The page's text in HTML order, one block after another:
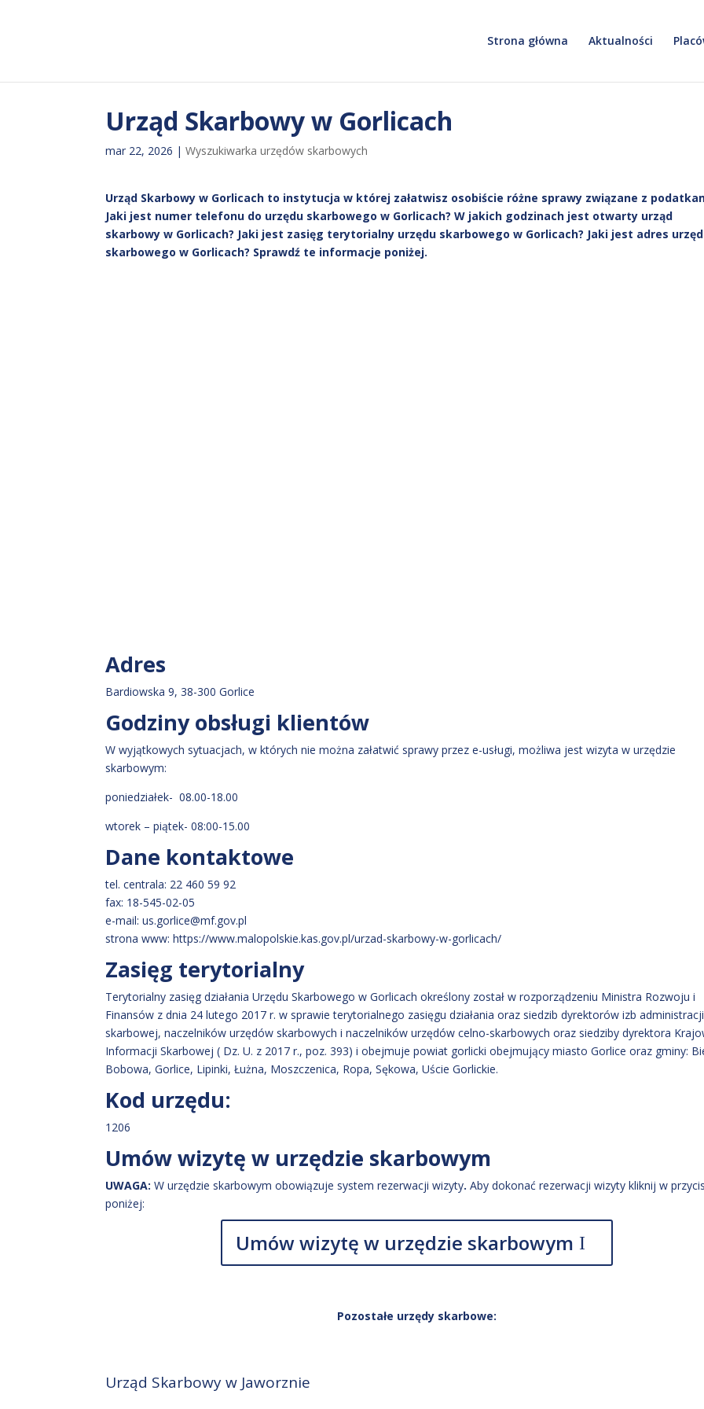
Strona główna Aktualności
Urząd Skarbowy w Gorlicach
mar 22, 2026 |Wyszukiwarka urzędów skarbowych
Urząd Skarbowy w Gorlicach to instytucja w której załatwisz osobiście różne sprawy związane z
Jaki jest numer telefonu do urzędu skarbowego w Gorlicach? W jakich godzinach jest otwarty urząd
skarbowy w Gorlicach? Jaki jest zasięg terytorialny urzędu skarbowego w Gorlicach? Jaki jest adres
skarbowego w Gorlicach? Sprawdź te informacje poniżej.
Adres
Bardiowska 9, 38-300 Gorlice
Godziny obsługi klientów
W wyjątkowych sytuacjach, w których nie można załatwić sprawy przez e-usługi, możliwa jest wizyta w urzędzie
skarbowym:
poniedziałek- 08.00-18.00
wtorek – piątek- 08:00-15.00
Dane kontaktowe
tel. centrala: 22 460 59 92
fax: 18-545-02-05
e-mail: us.gorlice@mf.gov.pl
strona www: https://www.malopolskie.kas.gov.pl/urzad-skarbowy-w-gorlicach/
Zasięg terytorialny
Terytorialny zasięg działania Urzędu Skarbowego w Gorlicach określony został w rozporządzeniu Ministra Rozwoju i
Finansów z dnia 24 lutego 2017 r. w sprawie terytorialnego zasięgu działania oraz siedzib dyrektorów izb administracji
skarbowej, naczelników urzędów skarbowych i naczelników urzędów celno-skarbowych oraz siedziby dyrektora
Informacji Skarbowej ( Dz. U. z 2017 r., poz. 393) i obejmuje powiat gorlicki obejmujący miasto Gorlice oraz gminy:
Bobowa, Gorlice, Lipinki, Łużna, Moszczenica, Ropa, Sękowa, Uście Gorlickie.
Kod urzędu:
1206
Umów wizytę w urzędzie skarbowym
UWAGA:W urzędzie skarbowym obowiązuje system rezerwacji wizyty.Aby dokonać rezerwacji wizyty kliknij w
poniżej:
Umów wizytę w urzędzie skarbowym
Pozostałe urzędy skarbowe:
Urząd Skarbowy w Jaworznie